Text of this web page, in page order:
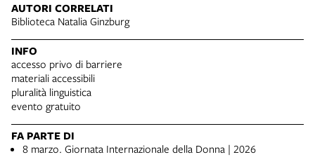
AUTORI CORRELATI
Biblioteca Natalia Ginzburg
INFO
accesso privo di barriere
materiali accessibili
pluralità linguistica
evento gratuito
FA PARTE DI
8 marzo. Giornata Internazionale della Donna | 2026